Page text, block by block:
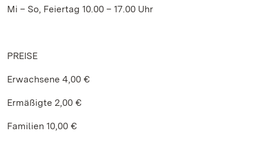
Mi – So, Feiertag 10.00 – 17.00 Uhr
PREISE
Erwachsene 4,00 €
Ermäßigte 2,00 €
Familien 10,00 €